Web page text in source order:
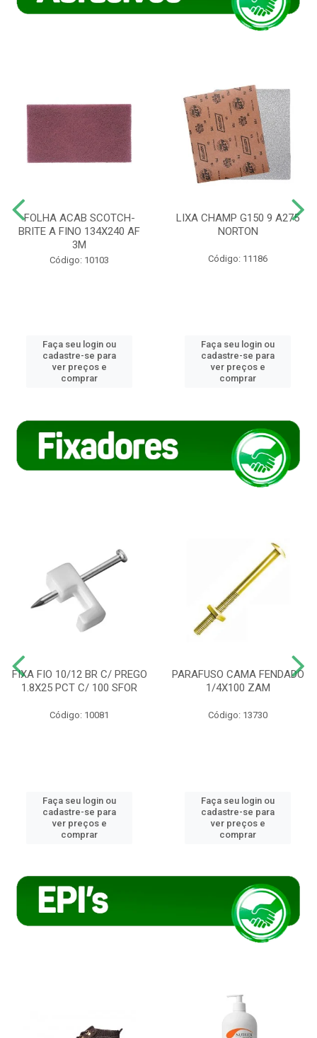
FOLHA ACAB SCOTCH-
BRITE A FINO 134X240 AF
3M
Código: 10103
Faça seu login ou
cadastre-se para
ver preços e
comprar
LIXA CHAMP G150 9 A275
NORTON
Código: 11186
Faça seu login ou
cadastre-se para
ver preços e
comprar
FIXA FIO 10/12 BR C/ PREGO
1.8X25 PCT C/ 100 SFOR
Código: 10081
Faça seu login ou
cadastre-se para
ver preços e
comprar
PARAFUSO CAMA FENDADO
1/4X100 ZAM
Código: 13730
Faça seu login ou
cadastre-se para
ver preços e
comprar